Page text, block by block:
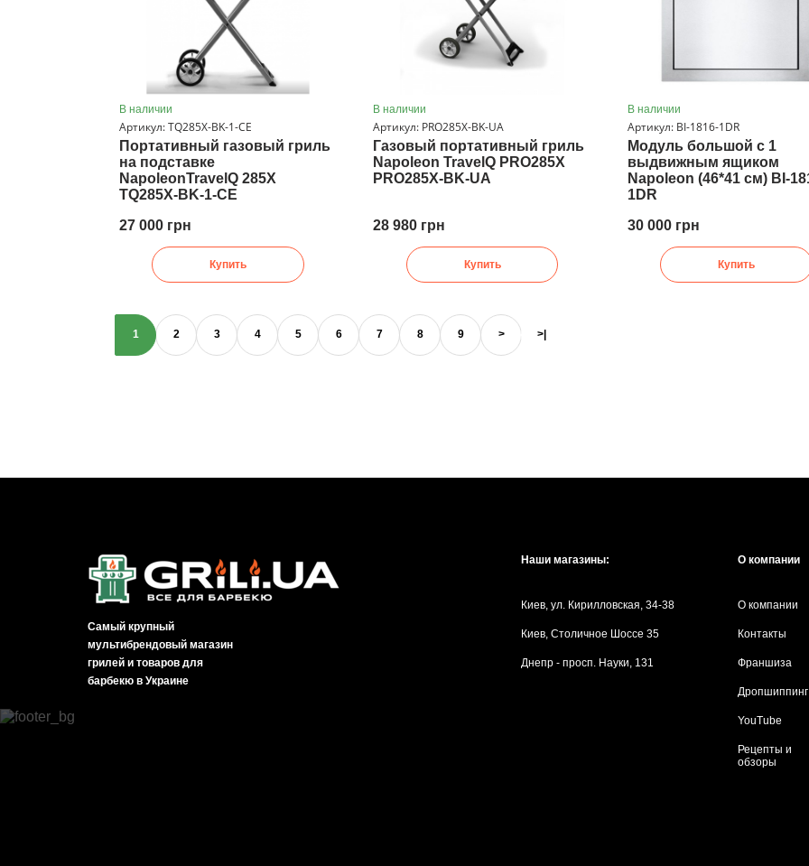
В наличии
Артикул: TQ285Х-BK-1-CE
Портативный газовый гриль
на подставке
NapoleonTravelQ 285Х
TQ285Х-BK-1-CE
27 000 грн
Купить
В наличии
Артикул: PRO285X-BK-UA
Газовый портативный гриль
Napoleon TravelQ PRO285X
PRO285X-BK-UA
28 980 грн
Купить
В наличии
Артикул: BI-1816-1DR
Модуль большой с 1
выдвижным ящиком
Napoleon (46*41 см) BI-
1DR
30 000 грн
Купить
1 2 3 4 5 6 7 8 9 > >|
Самый крупный
мультибрендовый магазин
грилей и товаров для
барбекю в Украине
Наши магазины:
Киев, ул. Кирилловская, 34-38
Киев, Столичное Шоссе 35
Днепр - просп. Науки, 131
О компании
О компании
Контакты
Франшиза
Дропшиппинг
YouTube
Рецепты и
обзоры